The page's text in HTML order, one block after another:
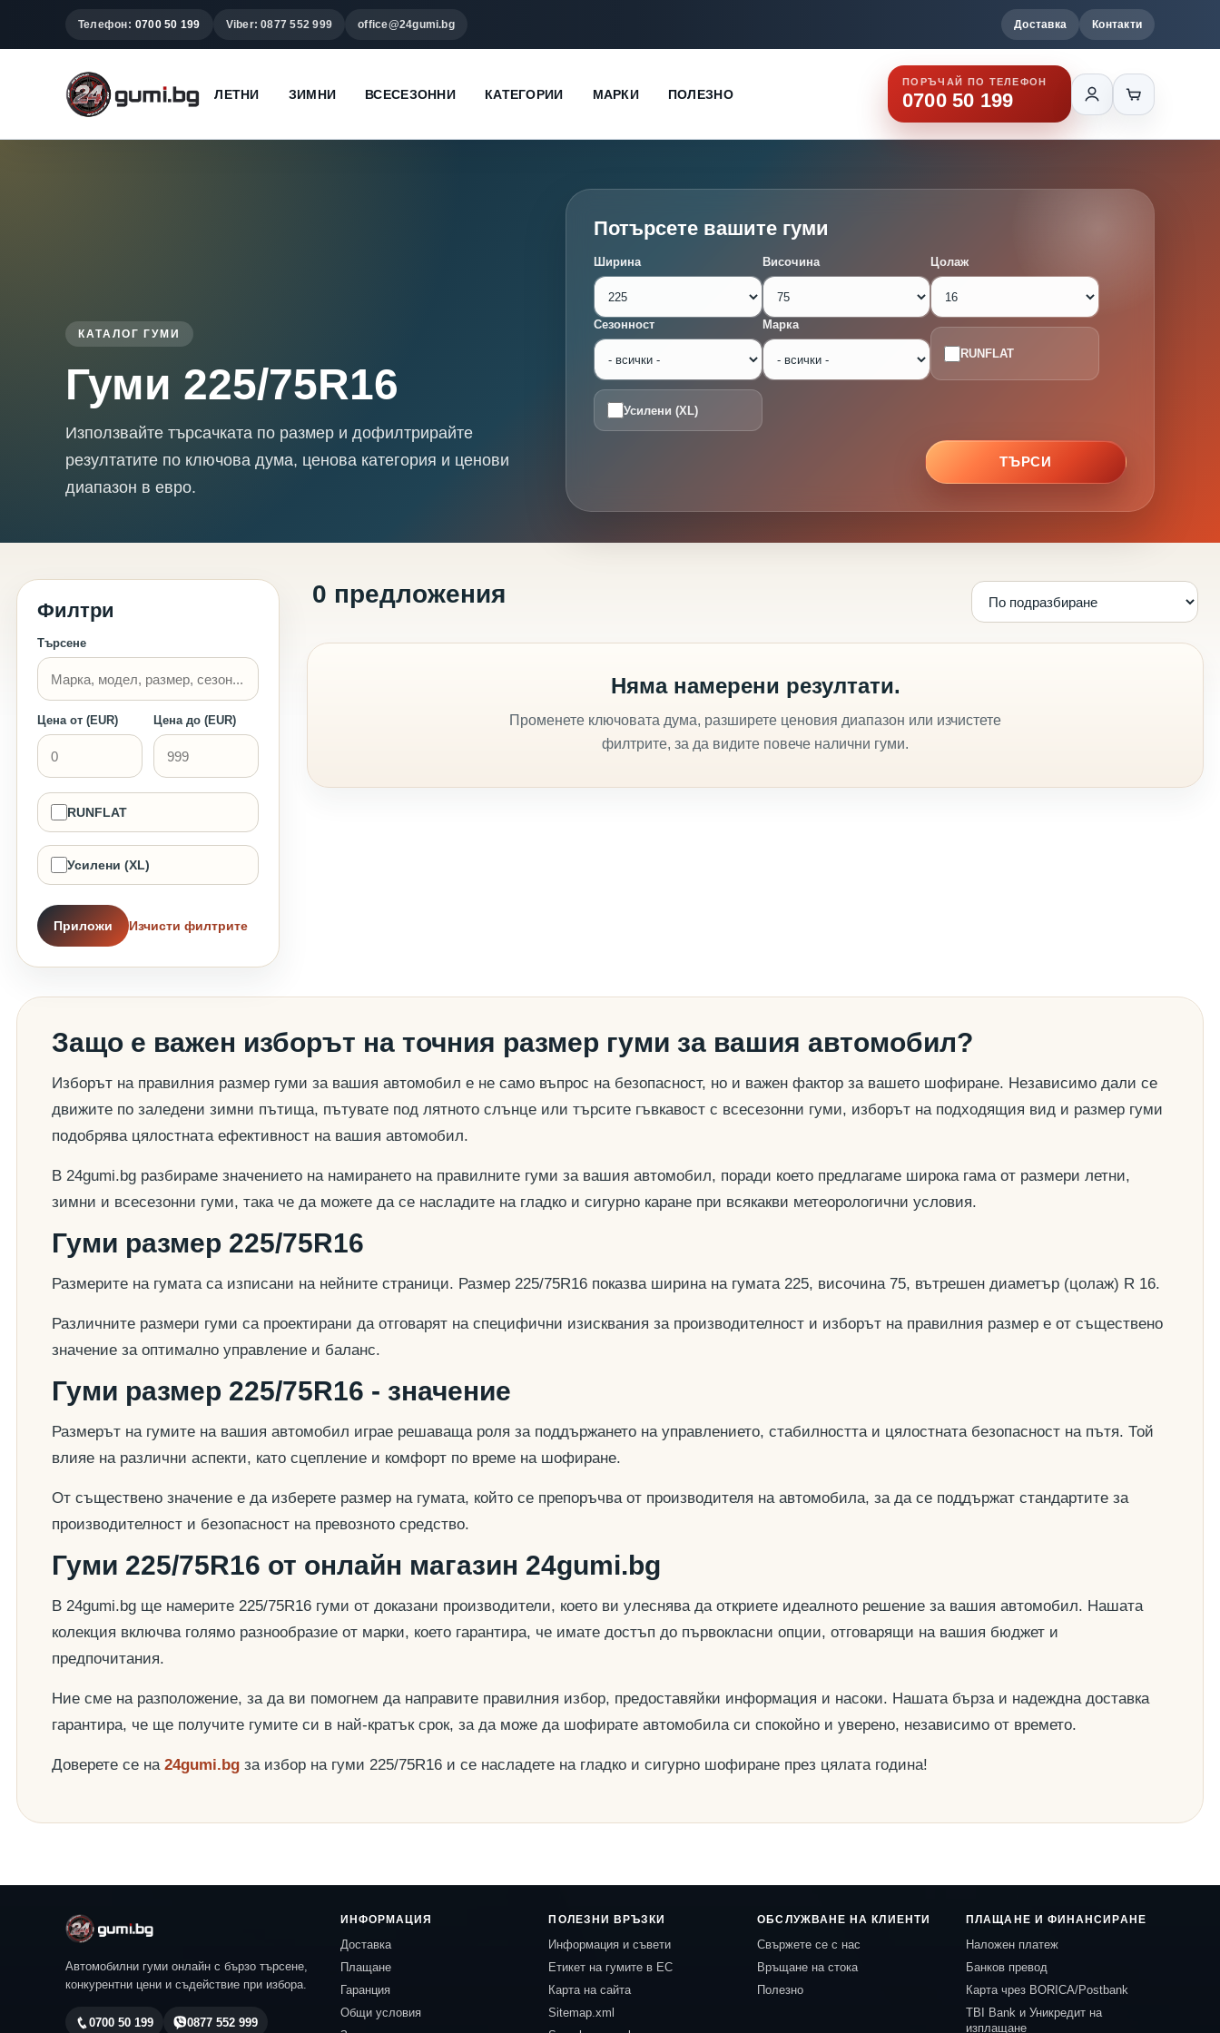
Телефон: 0700 50 199 Viber: 0877 552 999 office@24gumi.bg Доставка Контакти
ЛЕТНИ ЗИМНИ ВСЕСЕЗОННИ КАТЕГОРИИ МАРКИ ПОЛЕЗНО
ПОРЪЧАЙ ПО ТЕЛЕФОН
0700 50 199
КАТАЛОГ ГУМИ
Гуми 225/75R16
Използвайте търсачката по размер и дофилтрирайте
резултатите по ключова дума, ценова категория и ценови
диапазон в евро.
Потърсете вашите гуми
Ширина Височина Цолаж
Сезонност Марка
RUNFLAT
Усилени (XL)
ТЪРСИ
Филтри
Търсене
Цена от (EUR) Цена до (EUR)
RUNFLAT
Усилени (XL)
Приложи Изчисти филтрите
0 предложения
Няма намерени резултати.
Променете ключовата дума, разширете ценовия диапазон или изчистете
филтрите, за да видите повече налични гуми.
Защо е важен изборът на точния размер гуми за вашия автомобил?
Изборът на правилния размер гуми за вашия автомобил е не само въпрос на безопасност, но и важен фактор за вашето шофиране. Независимо дали се
движите по заледени зимни пътища, пътувате под лятното слънце или търсите гъвкавост с всесезонни гуми, изборът на подходящия вид и размер гуми
подобрява цялостната ефективност на вашия автомобил.
В 24gumi.bg разбираме значението на намирането на правилните гуми за вашия автомобил, поради което предлагаме широка гама от размери летни,
зимни и всесезонни гуми, така че да можете да се насладите на гладко и сигурно каране при всякакви метеорологични условия.
Гуми размер 225/75R16
Размерите на гумата са изписани на нейните страници. Размер 225/75R16 показва ширина на гумата 225, височина 75, вътрешен диаметър (цолаж) R 16.
Различните размери гуми са проектирани да отговарят на специфични изисквания за производителност и изборът на правилния размер е от съществено
значение за оптимално управление и баланс.
Гуми размер 225/75R16 - значение
Размерът на гумите на вашия автомобил играе решаваща роля за поддържането на управлението, стабилността и цялостната безопасност на пътя. Той
влияе на различни аспекти, като сцепление и комфорт по време на шофиране.
От съществено значение е да изберете размер на гумата, който се препоръчва от производителя на автомобила, за да се поддържат стандартите за
производителност и безопасност на превозното средство.
Гуми 225/75R16 от онлайн магазин 24gumi.bg
В 24gumi.bg ще намерите 225/75R16 гуми от доказани производители, което ви улеснява да откриете идеалното решение за вашия автомобил. Нашата
колекция включва голямо разнообразие от марки, което гарантира, че имате достъп до първокласни опции, отговарящи на вашия бюджет и
предпочитания.
Ние сме на разположение, за да ви помогнем да направите правилния избор, предоставяйки информация и насоки. Нашата бърза и надеждна доставка
гарантира, че ще получите гумите си в най-кратък срок, за да може да шофирате автомобила си спокойно и уверено, независимо от времето.
Доверете се на 24gumi.bg за избор на гуми 225/75R16 и се насладете на гладко и сигурно шофиране през цялата година!
Автомобилни гуми онлайн с бързо търсене,
конкурентни цени и съдействие при избора.
0700 50 199 0877 552 999
ИНФОРМАЦИЯ
Доставка
Плащане
Гаранция
Общи условия
ПОЛЕЗНИ ВРЪЗКИ
Информация и съвети
Етикет на гумите в ЕС
Карта на сайта
Sitemap.xml
ОБСЛУЖВАНЕ НА КЛИЕНТИ
Свържете се с нас
Връщане на стока
Полезно
ПЛАЩАНЕ И ФИНАНСИРАНЕ
Наложен платеж
Банков превод
Карта чрез BORICA/Postbank
TBI Bank и Уникредит на
изплащане